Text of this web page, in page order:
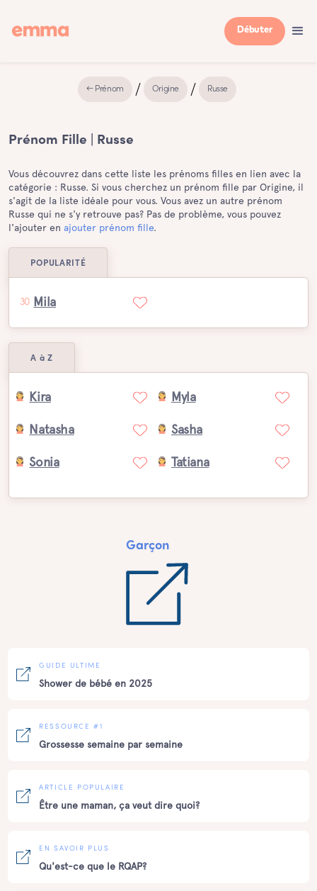
Débuter
← Prénom Origine Russe
Prénom Fille | Russe
Vous découvrez dans cette liste les prénoms filles en lien avec la
catégorie : Russe. Si vous cherchez un prénom fille par Origine, il
s'agit de la liste idéale pour vous. Vous avez un autre prénom
Russe qui ne s'y retrouve pas? Pas de problème, vous pouvez
l'ajouter en ajouter prénom fille.
POPULARITÉ
30 Mila
A à Z
Kira Myla
Natasha Sasha
Sonia Tatiana
Garçon
GUIDE ULTIME
Shower de bébé en 2025
RESSOURCE #1
Grossesse semaine par semaine
ARTICLE POPULAIRE
Être une maman, ça veut dire quoi?
EN SAVOIR PLUS
Qu'est-ce que le RQAP?